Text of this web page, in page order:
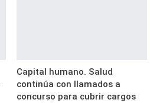
Capital humano. Salud
continúa con llamados a
concurso para cubrir cargos